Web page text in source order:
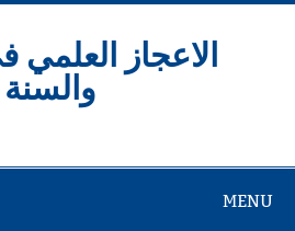
Skip
الاعجاز العلمي
والسنة
MENU